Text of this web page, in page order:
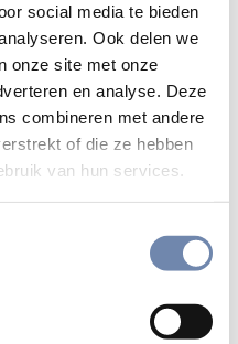
social media te bieden
Ook delen we
onze site met onze
en analyse. Deze
combineren met andere
of die ze hebben
van hun services.